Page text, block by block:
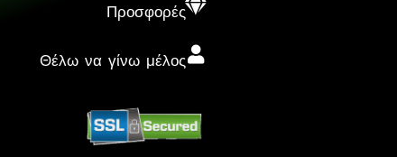
Προσφορές
Θέλω να γίνω μέλος